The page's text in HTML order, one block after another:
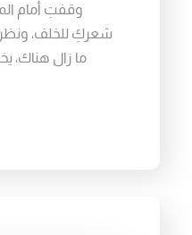
وقفتِ أمام
شعركِ للخلف،
ما زال